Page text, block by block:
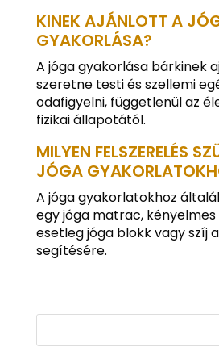
KINEK AJÁNLOTT A
GYAKORLÁSA?
A jóga gyakorlása bárkinek
szeretne testi és szellemi
odafigyelni, függetlenül az
fizikai állapotától.
MILYEN FELSZERELÉS
JÓGA
A jóga gyakorlatokhoz
egy jóga matrac,
esetleg jóga blokk vagy szíj
segítésére.